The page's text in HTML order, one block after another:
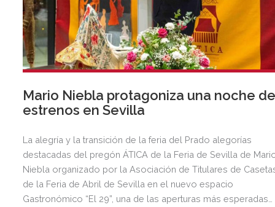
Mario Niebla protagoniza una noche
estrenos en Sevilla
La alegría y la transición de la feria del Prado alegorías
destacadas del pregón ÁTICA de la Feria de Sevilla de
Niebla organizado por la Asociación de Titulares de
de la Feria de Abril de Sevilla en el nuevo espacio
Gastronómico “El 29”, una de las aperturas más esperadas